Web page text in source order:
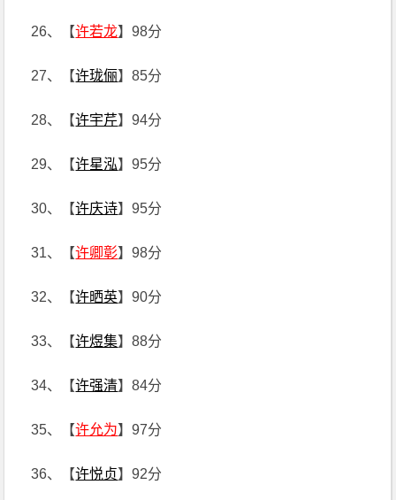
26、【许若龙】98分
27、【许珑俪】85分
28、【许宇芹】94分
29、【许星泓】95分
30、【许庆诗】95分
31、【许卿彰】98分
32、【许晒英】90分
33、【许煜集】88分
34、【许强清】84分
35、【许允为】97分
36、【许悦贞】92分